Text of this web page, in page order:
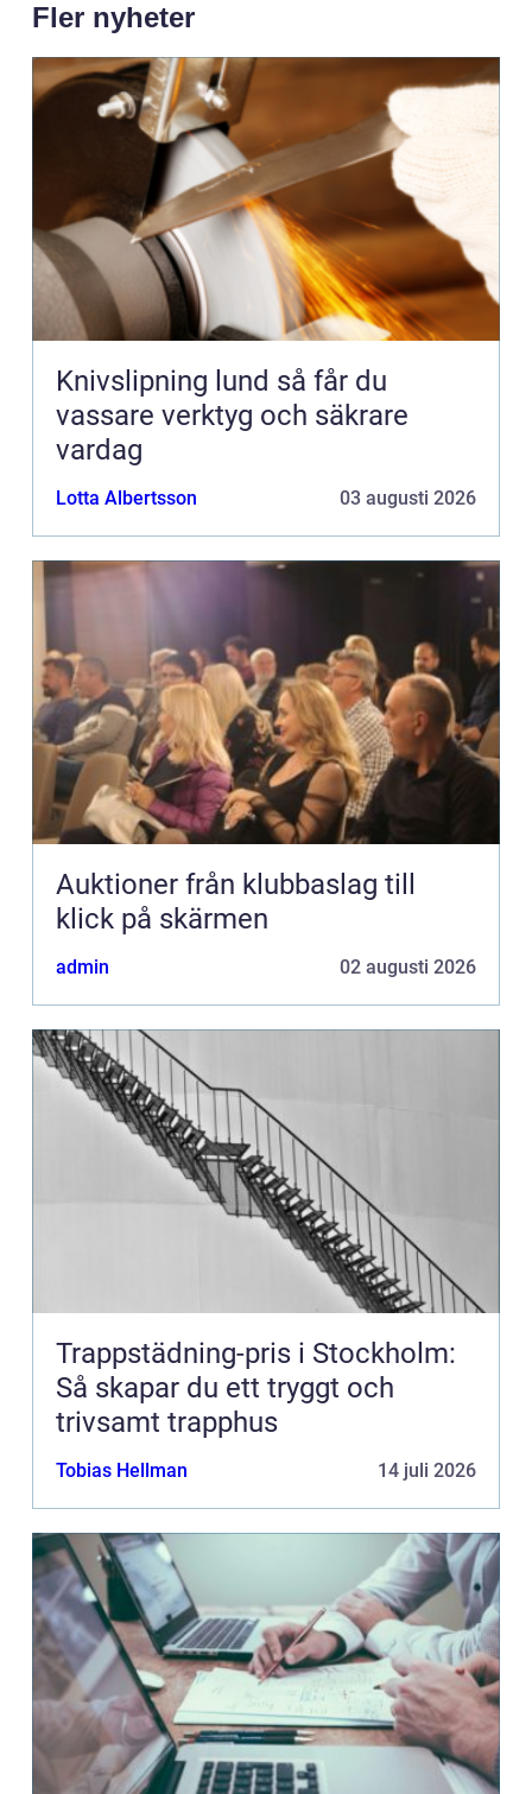
Fler nyheter
Knivslipning lund så får du
vassare verktyg och säkrare
vardag
Lotta Albertsson 03 augusti 2026
Auktioner från klubbaslag till
klick på skärmen
admin 02 augusti 2026
Trappstädning-pris i Stockholm:
Så skapar du ett tryggt och
trivsamt trapphus
Tobias Hellman 14 juli 2026